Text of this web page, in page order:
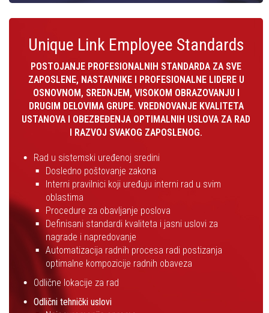
Unique Link Employee Standards
POSTOJANJE PROFESIONALNIH STANDARDA ZA SVE
ZAPOSLENE, NASTAVNIKE I PROFESIONALNE LIDERE U
OSNOVNOM, SREDNJEM, VISOKOM OBRAZOVANJU I
DRUGIM DELOVIMA GRUPE. VREDNOVANJE KVALITETA
USTANOVA I OBEZBEĐENJA OPTIMALNIH USLOVA ZA RAD
I RAZVOJ SVAKOG ZAPOSLENOG.
Rad u sistemski uređenoj sredini
Dosledno poštovanje zakona
Interni pravilnici koji uređuju interni rad u svim
oblastima
Procedure za obavljanje poslova
Definisani standardi kvaliteta i jasni uslovi za
nagrade i napredovanje
Automatizacija radnih procesa radi postizanja
optimalne kompozicije radnih obaveza
Odlične lokacije za rad
Odlični tehnički uslovi